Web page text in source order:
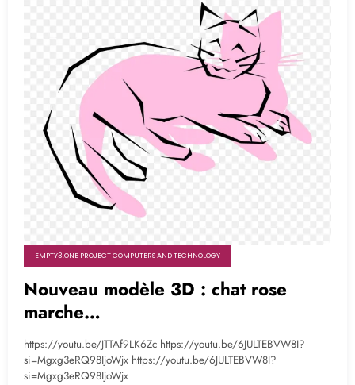
EMPTY3.ONE PROJECT COMPUTERS AND TECHNOLOGY
Nouveau modèle 3D : chat rose
marche…
https://youtu.be/JTTAf9LK6Zc https://youtu.be/6JULTEBVW8I?
si=Mgxg3eRQ98IjoWjx https://youtu.be/6JULTEBVW8I?
si=Mgxg3eRQ98IjoWjx